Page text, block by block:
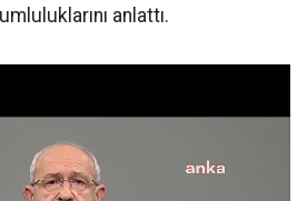
anlattı.